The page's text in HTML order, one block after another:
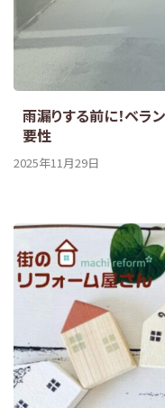
雨漏りする前に！ベラ
要性
2025年11月29日